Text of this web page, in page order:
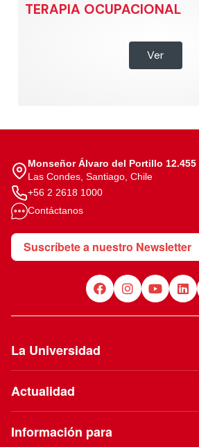
TERAPIA OCUPACIONAL
Ver
Monseñor Álvaro del Portillo 12.455
Las Condes, Santiago, Chile
+56 2 2618 1000
Contáctanos
Suscríbete a nuestro Newsletter
La Universidad
Proyecto Institucional
Actualidad
Información para